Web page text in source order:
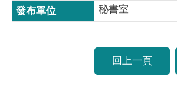
秘書室
回上一頁